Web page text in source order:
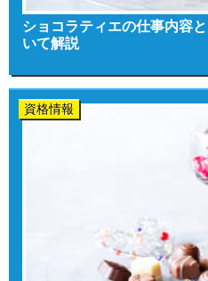
ショコラティエの仕事内容
いて解説
資格情報